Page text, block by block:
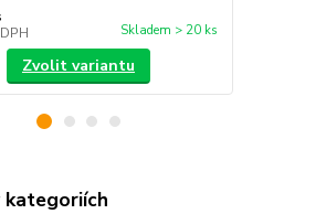
Skladem > 20 ks
Zvolit variantu
kategoriích